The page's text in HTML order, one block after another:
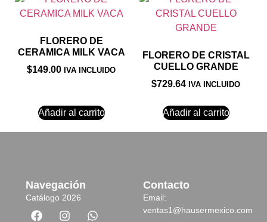
FLORERO DE
CERAMICA MILK VACA
$149.00 IVA INCLUIDO
Añadir al carrito
FLORERO DE CRISTAL
CUELLO GRANDE
$729.64 IVA INCLUIDO
Añadir al carrito
Navegación
Catálogo 2026
Contacto
Email:
ventas1@hausermexico.com